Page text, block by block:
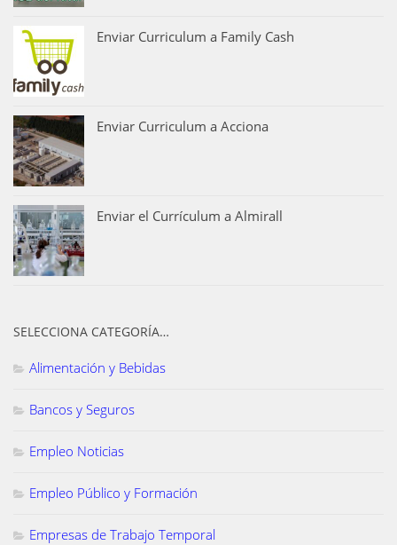
Enviar Curriculum a Family Cash
Enviar Curriculum a Acciona
Enviar el Currículum a Almirall
SELECCIONA CATEGORÍA…
Alimentación y Bebidas
Bancos y Seguros
Empleo Noticias
Empleo Público y Formación
Empresas de Trabajo Temporal